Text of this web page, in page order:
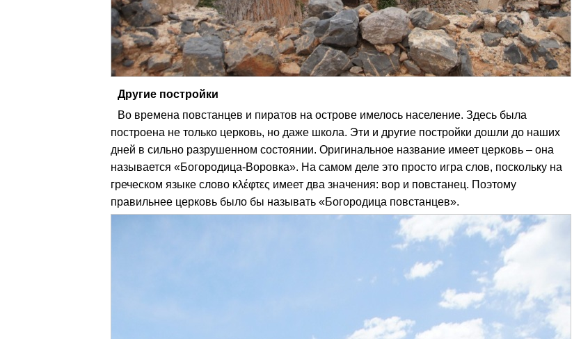
Другие постройки
Во времена повстанцев и пиратов на острове имелось население. Здесь была
построена не только церковь, но даже школа. Эти и другие постройки дошли до наших
дней в сильно разрушенном состоянии. Оригинальное название имеет церковь – она
называется «Богородица-Воровка». На самом деле это просто игра слов, поскольку на
греческом языке слово κλέφτες имеет два значения: вор и повстанец. Поэтому
правильнее церковь было бы называть «Богородица повстанцев».